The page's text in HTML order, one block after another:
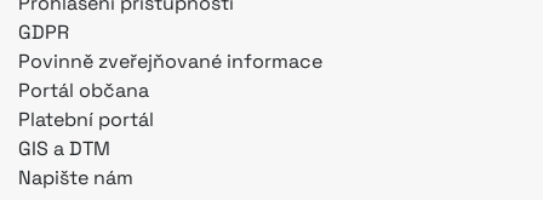
GDPR
Povinně zveřejňované informace
Portál občana
Platební portál
GIS a DTM
Napište nám